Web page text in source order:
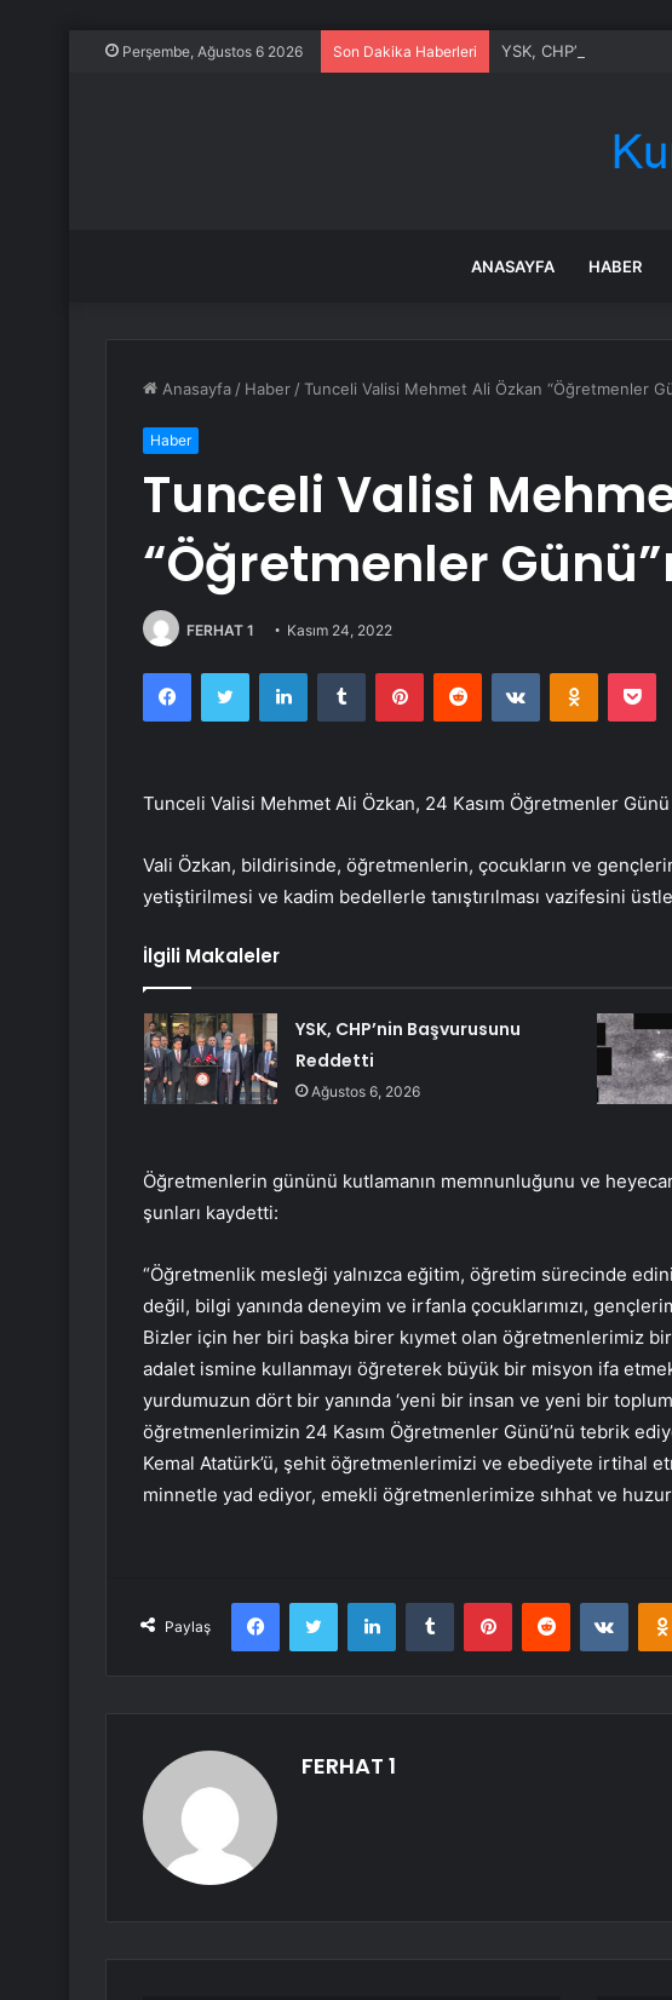
Perşembe, Ağustos 6 2026 Son Dakika Haberleri YSK, CHP’nin
ANASAYFA HABER
Anasayfa / Haber /Tunceli Valisi Mehmet Ali Özkan “Öğretmenler
Haber
Tunceli Valisi
“Öğretmenler
FERHAT 1 Kasım 24, 2022
FacebookTwitter LinkedInTumblr PinterestReddit VKontakte
Tunceli Valisi Mehmet Ali Özkan, 24 Kasım Öğretmenler
Vali Özkan, bildirisinde, öğretmenlerin, çocukların ve
yetiştirilmesi ve kadim bedellerle tanıştırılması vazifesini
İlgili Makaleler
YSK, CHP’nin Başvurusunu
Reddetti
Ağustos 6, 2026
Öğretmenlerin gününü kutlamanın memnunluğunu ve
şunları kaydetti:
“Öğretmenlik mesleği yalnızca eğitim, öğretim sürecinde
değil, bilgi yanında deneyim ve irfanla çocuklarımızı,
Bizler için her biri başka birer kıymet olan öğretmenlerimiz
adalet ismine kullanmayı öğreterek büyük bir misyon ifa
yurdumuzun dört bir yanında ‘yeni bir insan ve yeni bir
öğretmenlerimizin 24 Kasım Öğretmenler Günü’nü tebrik
Kemal Atatürk’ü, şehit öğretmenlerimizi ve ebediyete irtihal
minnetle yad ediyor, emekli öğretmenlerimize sıhhat ve
Paylaş
FacebookTwitter LinkedInTumblr PinterestReddit
FERHAT 1